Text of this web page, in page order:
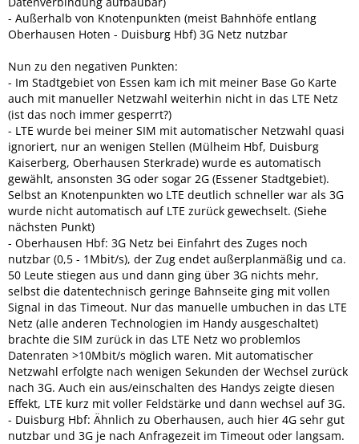
- Außerhalb von Knotenpunkten (meist Bahnhöfe entlang
Oberhausen Hoten - Duisburg Hbf) 3G Netz nutzbar
Nun zu den negativen Punkten:
- Im Stadtgebiet von Essen kam ich mit meiner Base Go Karte
auch mit manueller Netzwahl weiterhin nicht in das LTE Netz
(ist das noch immer gesperrt?)
- LTE wurde bei meiner SIM mit automatischer Netzwahl quasi
ignoriert, nur an wenigen Stellen (Mülheim Hbf, Duisburg
Kaiserberg, Oberhausen Sterkrade) wurde es automatisch
gewählt, ansonsten 3G oder sogar 2G (Essener Stadtgebiet).
Selbst an Knotenpunkten wo LTE deutlich schneller war als 3G
wurde nicht automatisch auf LTE zurück gewechselt. (Siehe
nächsten Punkt)
- Oberhausen Hbf: 3G Netz bei Einfahrt des Zuges noch
nutzbar (0,5 - 1Mbit/s), der Zug endet außerplanmäßig und ca.
50 Leute stiegen aus und dann ging über 3G nichts mehr,
selbst die datentechnisch geringe Bahnseite ging mit vollen
Signal in das Timeout. Nur das manuelle umbuchen in das LTE
Netz (alle anderen Technologien im Handy ausgeschaltet)
brachte die SIM zurück in das LTE Netz wo problemlos
Datenraten >10Mbit/s möglich waren. Mit automatischer
Netzwahl erfolgte nach wenigen Sekunden der Wechsel zurück
nach 3G. Auch ein aus/einschalten des Handys zeigte diesen
Effekt, LTE kurz mit voller Feldstärke und dann wechsel auf 3G.
- Duisburg Hbf: Ähnlich zu Oberhausen, auch hier 4G sehr gut
nutzbar und 3G je nach Anfragezeit im Timeout oder langsam.